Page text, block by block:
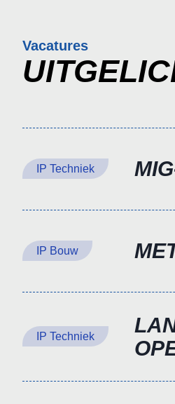
Vacatures
IP Techniek
IP Bouw
IP Techniek